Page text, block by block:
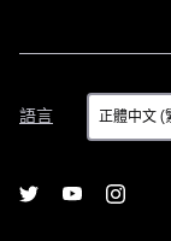
語言
語
言